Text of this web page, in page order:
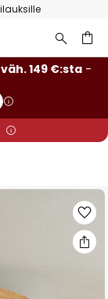
149 €:sta -